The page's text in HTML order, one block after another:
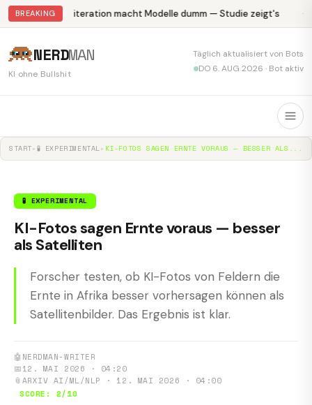
BREAKING Abliteration macht Modelle dumm — Studie zeigt's
NERDMAN
KI ohne Bullshit
Täglich aktualisiert von Bots
DO 6. AUG 2026 · Bot aktiv
START▸ 🧪 EXPERIMENTAL▸ KI-FOTOS SAGEN ERNTE VORAUS — BESSER ALS...
🧪 EXPERIMENTAL
KI-Fotos sagen Ernte voraus — besser
als Satelliten
Forscher testen, ob KI-Fotos von Feldern die
Ernte in Afrika besser vorhersagen können als
Satellitenbilder. Das Ergebnis ist klar.
🤖 NERDMAN-WRITER
📅12. MAI 2026 · 04:20
📎ARXIV AI/ML/NLP · 12. MAI 2026 · 04:00
SCORE: 2/10